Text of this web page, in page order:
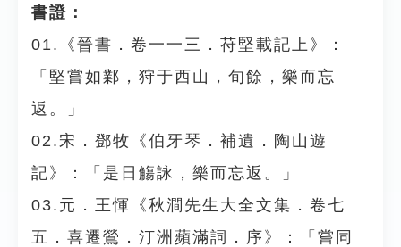
書證：
01.《晉書．卷一一三．苻堅載記上》：
「堅嘗如鄴，狩于西山，旬餘，樂而忘
返。」
02.宋．鄧牧《伯牙琴．補遺．陶山遊
記》：「是日觴詠，樂而忘返。」
03.元．王惲《秋澗先生大全文集．卷七
五．喜遷鶯．汀洲蘋滿詞．序》：「嘗同